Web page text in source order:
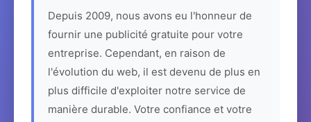
Depuis 2009, nous avons eu l'honneur de
fournir une publicité gratuite pour votre
entreprise. Cependant, en raison de
l'évolution du web, il est devenu de plus en
plus difficile d'exploiter notre service de
manière durable. Votre confiance et votre